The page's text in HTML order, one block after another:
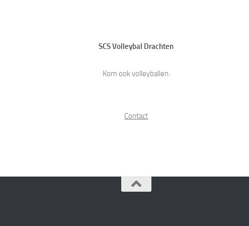
SCS Volleybal Drachten
Kom ook volleyballen.
Contact